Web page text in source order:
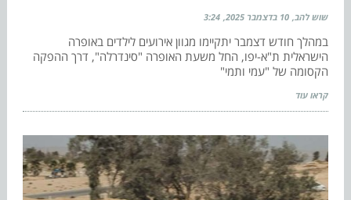
שוש להב 10 בדצמבר 2025 3:24
במהלך חודש דצמבר יתקיימו מגוון אירועים לילדים באופרה
הישראלית ת"א-יפו, החל משעת האופרה "סינדרלה", דרך ההפקה
הקסומה של "עמי ותמי"
קראו עוד